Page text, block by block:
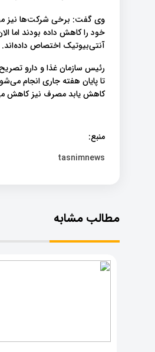
وی گفت: برخی شرکت‌ها نیز
خود را کاهش داده بودند اما
آنتی‌بیوتیک اختصاص داده‌اند.
تا پایان هفته جاری انجام
کاهش یابد مصرف نیز کاهش
منبع:
tasnimnews
مطالب مشابه